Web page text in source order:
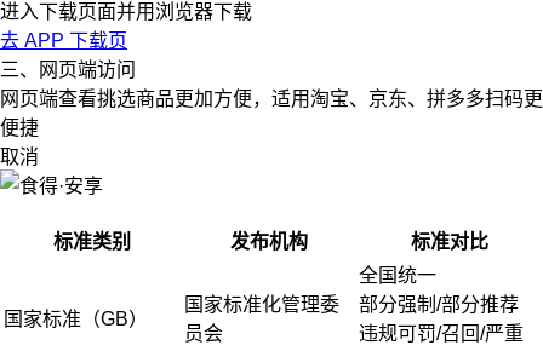
进入下载页面并用浏览器下载
去 APP 下载页
三、网页端访问
网页端查看挑选商品更加方便，适用淘宝、京东、拼多多扫码更
便捷
取消
标准类别 发布机构 标准对比
国家标准（GB）
国家标准化管理委
员会
全国统一
部分强制/部分推荐
违规可罚/召回/严重